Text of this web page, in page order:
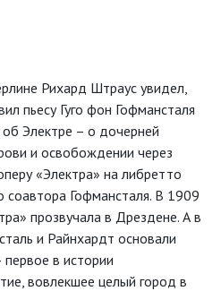
Рихард Штраус увидел,
пьесу Гуго фон Гофмансталя
Электре – о дочерней
и освобождении через
«Электра» на либретто
соавтора Гофмансталя. В 1909
прозвучала в Дрездене. А в
и Райнхардт основали
первое в истории
вовлекшее целый город в